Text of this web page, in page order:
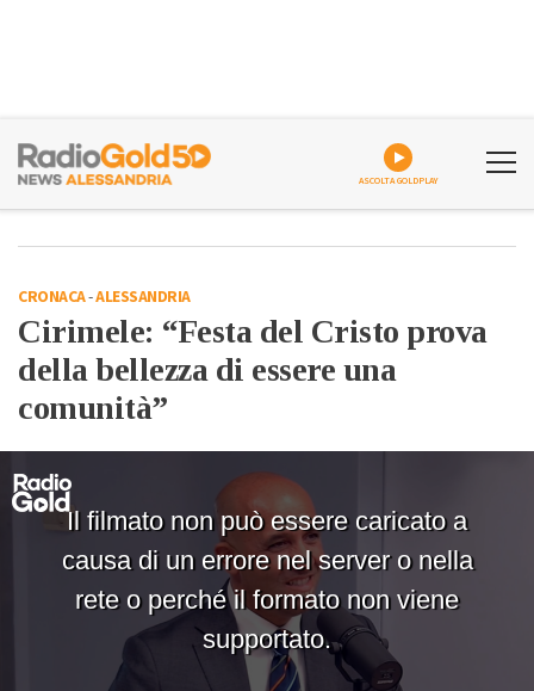
ASCOLTA GOLDPLAY
CRONACA-ALESSANDRIA
Cirimele: “Festa del Cristo prova
della bellezza di essere una
comunità”